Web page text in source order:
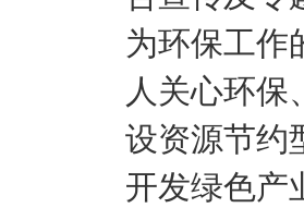
为环保工作
人关心环保
设资源节约
开发绿色产